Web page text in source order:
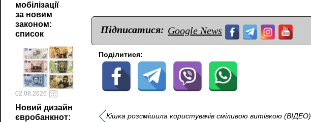
мобілізації
за новим
законом:
список
02.08.2026
Новий дизайн
євробанкнот:
Підписатися: Google News
Поділитися:
Кішка розсмішила користувачів сміливою витівкою (ВІДЕО)